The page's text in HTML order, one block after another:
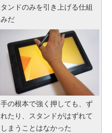
タンドのみを引き上げる仕組
みだ
手の根本で強く押しても、ず
れたり、スタンドがはずれて
しまうことはなかった